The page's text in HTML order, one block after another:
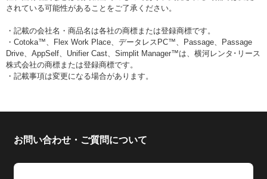
されている可能性があることをご了承ください。
・記載の会社名・商品名は各社の商標または登録商標です。
・Cotoka™、Flex Work Place、データレスPC™、Passage、Passage
Drive、AppSelf、Unifier Cast、Simplit Manager™は、横河レンタ･リース
株式会社の商標または登録商標です。
・記載事項は変更になる場合があります。
お問い合わせ・ご質問について